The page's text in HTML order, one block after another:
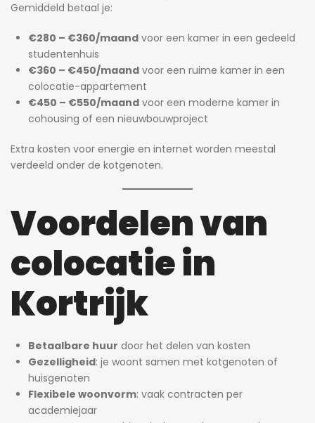
Gemiddeld betaal je:
€280 – €360/maand voor een kamer in een gedeeld
studentenhuis
€360 – €450/maand voor een ruime kamer in een
colocatie-appartement
€450 – €550/maand voor een moderne kamer in
cohousing of een nieuwbouwproject
Extra kosten voor energie en internet worden meestal
verdeeld onder de kotgenoten.
Voordelen van
colocatie in
Kortrijk
Betaalbare huur door het delen van kosten
Gezelligheid: je woont samen met kotgenoten of
huisgenoten
Flexibele woonvorm: vaak contracten per
academiejaar